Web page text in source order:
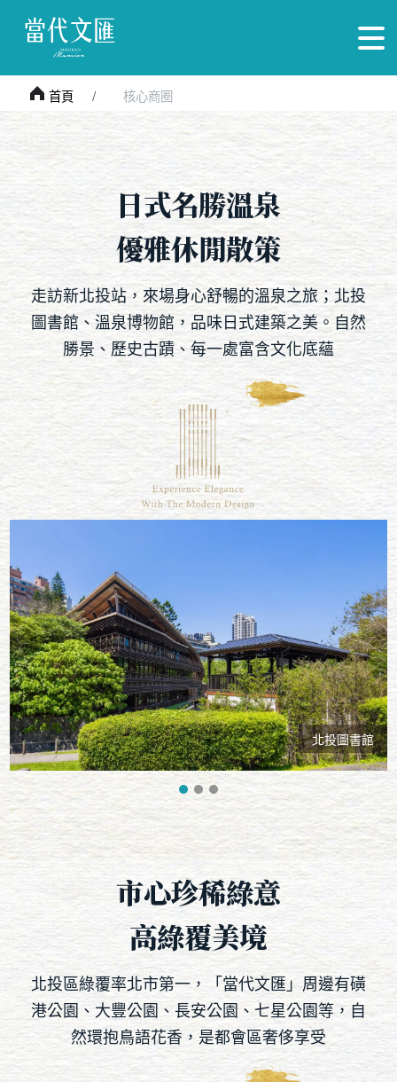
首頁 核心商圈
日式名勝溫泉
優雅休閒散策
走訪新北投站，來場身心舒暢的溫泉之旅；北投
圖書館、溫泉博物館，品味日式建築之美。自然
勝景、歷史古蹟、每一處富含文化底蘊
北投圖書館
市心珍稀綠意
高綠覆美境
北投區綠覆率北市第一，「當代文匯」周邊有磺
港公園、大豐公園、長安公園、七星公園等，自
然環抱鳥語花香，是都會區奢侈享受